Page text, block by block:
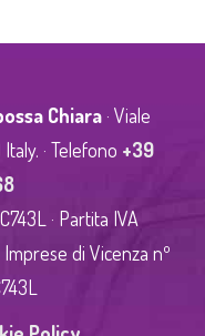
Chiara· Viale
· Telefono +39
· Partita IVA
di Vicenza nº